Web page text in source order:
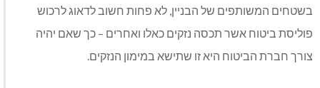
בשטחים המשותפים של הבניין, לא פחות חשוב לדאוג לרכוש
פוליסת ביטוח אשר תכסה נזקים כאלו ואחרים – כך שאם יהיה
צורך חברת הביטוח היא זו שתישא במימון הנזקים.